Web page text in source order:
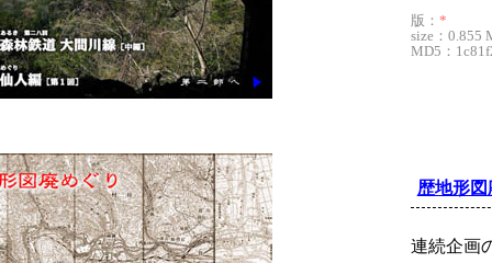
版： *
size：0.855
MD5：
歴地形
連続企画